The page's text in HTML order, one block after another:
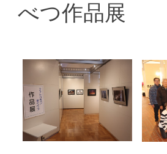
べつ作品展